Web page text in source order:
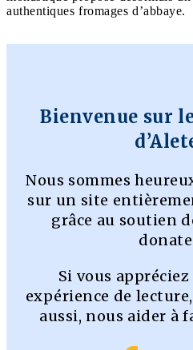
authentiques fromages d’abbaye.
Bienvenue sur
Nous sommes
sur un site
grâce au soutien
Si vous
expérience de
aussi, nous aider à